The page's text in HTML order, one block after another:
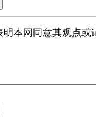
本网同意其观点或